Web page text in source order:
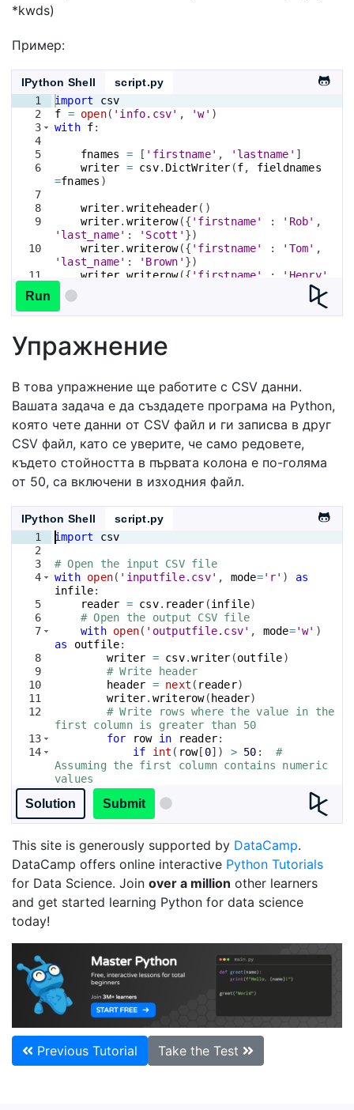
*kwds)
Пример:
IPython Shell
script.py
1
2
3
4
5
6
7
8
9
10
11
import
csv
f = open( 'info.csv' , 'w' )
with f:
fnames = [ 'firstname' , 'lastname' ]
writer = csv. DictWriter (f, fieldnames
=fnames )
writer. writeheader( )
writer. writerow({ 'firstname' : 'Rob' ,
'last_name' : 'Scott' })
writer. writerow({ 'firstname' : 'Tom' ,
'last_name' : 'Brown' })
writer writerow({ 'firstname' : 'Henry'
'last_name'
Run
Упражнение
В това упражнение ще работите с CSV данни.
Вашата задача е да създадете програма на Python,
която чете данни от CSV файл и ги записва в друг
CSV файл, като се уверите, че само редовете,
където стойността в първата колона е по-голяма
от 50, са включени в изходния файл.
IPython Shell
script.py
1
2
3
4
5
6
7
8
9
10
11
12
13
14
15
import csv
# Open the input CSV file
with open( 'inputfile.csv' , mode='r' )
as
infile:
reader = csv. reader (infile)
# Open the output CSV file
with open( 'outputfile.csv' , mode='w' )
as
outfile:
writer = csv.writer (outfile)
# Write header
header = next ( reader)
writer. writerow( header)
# Write rows where the value in the
first column is greater than 50
for
row in reader:
if
int ( row[ 0]) > 50 : #
Assuming the first column contains numeric
values
Solution Submit
This site is generously supported by DataCamp.
DataCamp offers online interactive Python Tutorials
for Data Science. Join over a million other learners
and get started learning Python for data science
today!
Previous Tutorial Take the Test